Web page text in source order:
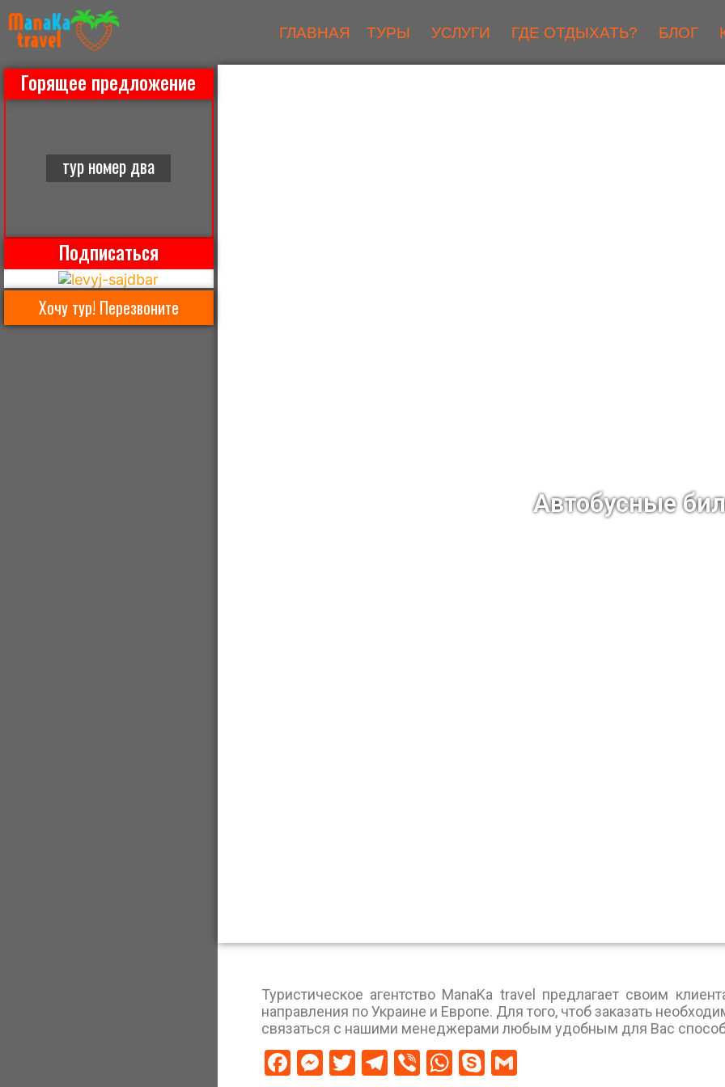
ГЛАВНАЯ ТУРЫ УСЛУГИ ГДЕ ОТДЫХАТЬ? БЛОГ
Горящее предложение
тур номер два
Подписаться
Хочу тур! Перезвоните
Автобусные
Туристическое агентство ManaKa travel предлагает своим
направления по Украине и Европе. Для того, чтоб заказать
связаться с нашими менеджерами любым удобным для Вас
Facebook
Messenger
Twitter
Telegram
ViberWhatsApp
Skype